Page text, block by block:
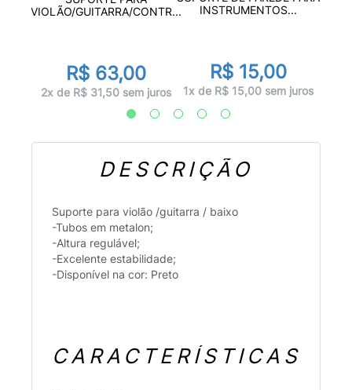
VIOLÃO/GUITARRA/CONTR...
R$ 63,00
2x de R$ 31,50 sem juros
INSTRUMENTOS...
R$ 15,00
1x de R$ 15,00 sem juros
DESCRIÇÃO
Suporte para violão /guitarra / baixo
-Tubos em metalon;
-Altura regulável;
-Excelente estabilidade;
-Disponível na cor: Preto
CARACTERÍSTICAS